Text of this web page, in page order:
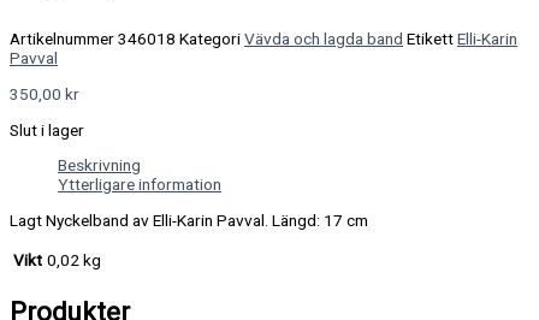
Artikelnummer346018 KategoriVävda och lagda band EtikettElli-Karin
Pavval
350,00 kr
Slut i lager
Beskrivning
Ytterligare information
Lagt Nyckelband av Elli-Karin Pavval. Längd: 17 cm
Vikt 0,02 kg
Produkter